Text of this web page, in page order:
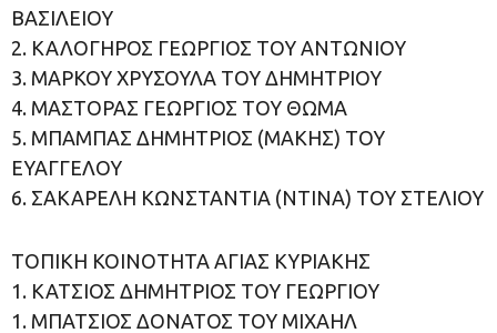
ΒΑΣΙΛΕΙΟΥ
2. ΚΑΛΟΓΗΡΟΣ ΓΕΩΡΓΙΟΣ ΤΟΥ ΑΝΤΩΝΙΟΥ
3. ΜΑΡΚΟΥ ΧΡΥΣΟΥΛΑ ΤΟΥ ΔΗΜΗΤΡΙΟΥ
4. ΜΑΣΤΟΡΑΣ ΓΕΩΡΓΙΟΣ ΤΟΥ ΘΩΜΑ
5. ΜΠΑΜΠΑΣ ΔΗΜΗΤΡΙΟΣ (ΜΑΚΗΣ) ΤΟΥ
ΕΥΑΓΓΕΛΟΥ
6. ΣΑΚΑΡΕΛΗ ΚΩΝΣΤΑΝΤΙΑ (ΝΤΙΝΑ) ΤΟΥ ΣΤΕΛΙΟΥ
ΤΟΠΙΚΗ ΚΟΙΝΟΤΗΤΑ ΑΓΙΑΣ ΚΥΡΙΑΚΗΣ
1. ΚΑΤΣΙΟΣ ΔΗΜΗΤΡΙΟΣ ΤΟΥ ΓΕΩΡΓΙΟΥ
1. ΜΠΑΤΣΙΟΣ ΔΟΝΑΤΟΣ ΤΟΥ ΜΙΧΑΗΛ